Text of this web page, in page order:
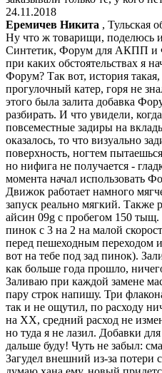
24.11.2018
Еремичев Никита , Тульская
Ну что ж товарищи, поделюсь
Синтетик, Форум для АКПП и
при каких обстоятельствах я
Форум? Так вот, история такая,
прогулочный катер, горя не
этого была залита добавка
разбирать. И что увидели,
повсеместные задиры на
оказалось, то что визуально
поверхность, ногтем
но нифига не получается -
момента начал использовать
Движок работает намного
запуск реально мягкий.
айсин 09g с пробегом 150
пинок с 3 на 2 на малой
перед пешеходным переходом
вот на тебе под зад пинок).
как больше года прошло,
Заливаю при каждой замене
пару строк напишу. Три
так и не ощутил, по расходу
на ХХ, средний расход не
но туда я не лазил. Добавки
дальше буду! Чуть не забыл:
Загудел внешний из-за потери